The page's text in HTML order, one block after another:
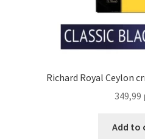
Richard Royal Ceylon
349,99
Add to